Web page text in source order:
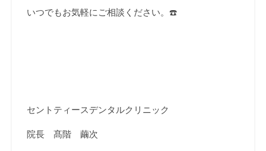
いつでもお気軽にご相談ください。☎
セントティースデンタルクリニック
院長 髙階 繭次